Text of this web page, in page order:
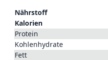
Nährstoff
Kalorien
Protein
Kohlenhydrate
Fett